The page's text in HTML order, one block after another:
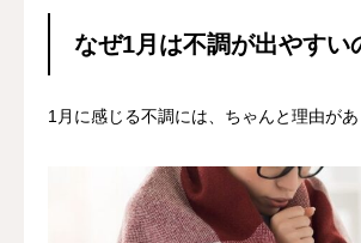
なぜ1月は不調が出やすい
1月に感じる不調には、ちゃんと理由があ